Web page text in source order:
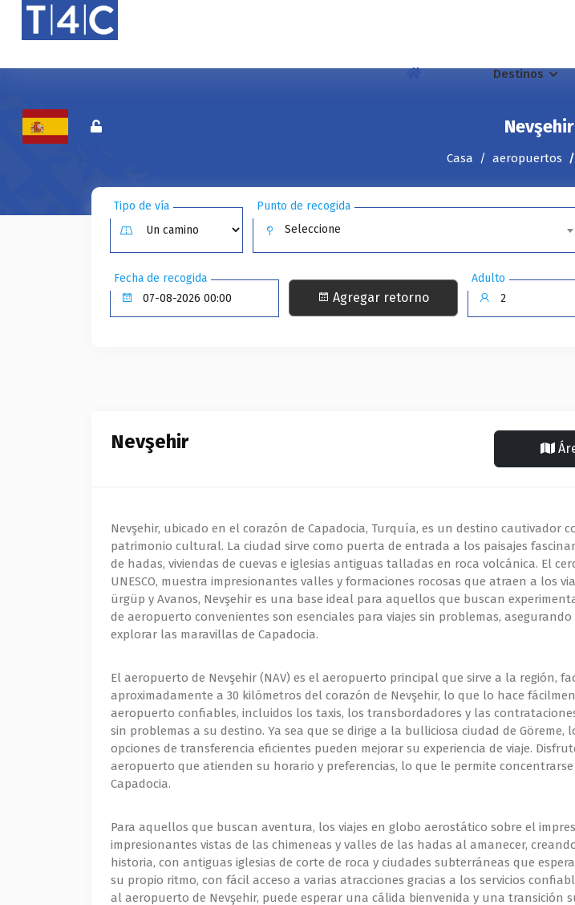
Destinos
Nevşehir
Casa aeropuertos
Tipo de vía
Punto de recogida
Seleccione
Fecha de recogida
Agregar retorno
Adulto
Nevşehir
Nevşehir, ubicado en el corazón de Capadocia, Turquía, es un destino cautivador
patrimonio cultural. La ciudad sirve como puerta de entrada a los paisajes
de hadas, viviendas de cuevas e iglesias antiguas talladas en roca volcánica. El
UNESCO, muestra impresionantes valles y formaciones rocosas que atraen a los
ürgüp y Avanos, Nevşehir es una base ideal para aquellos que buscan
de aeropuerto convenientes son esenciales para viajes sin problemas,
explorar las maravillas de Capadocia.
El aeropuerto de Nevşehir (NAV) es el aeropuerto principal que sirve a la región,
aproximadamente a 30 kilómetros del corazón de Nevşehir, lo que lo hace
aeropuerto confiables, incluidos los taxis, los transbordadores y las
sin problemas a su destino. Ya sea que se dirige a la bulliciosa ciudad de
opciones de transferencia eficientes pueden mejorar su experiencia de viaje.
aeropuerto que atienden su horario y preferencias, lo que le permite
Capadocia.
Para aquellos que buscan aventura, los viajes en globo aerostático sobre el
impresionantes vistas de las chimeneas y valles de las hadas al amanecer,
historia, con antiguas iglesias de corte de roca y ciudades subterráneas que
su propio ritmo, con fácil acceso a varias atracciones gracias a los servicios
al aeropuerto de Nevşehir, puede esperar una cálida bienvenida y una transición